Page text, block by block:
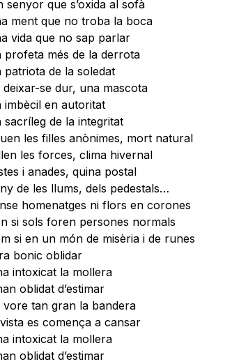
senyor que s’oxida al sofà
ment que no troba la boca
vida que no sap parlar
profeta més de la derrota
patriota de la soledat
deixar-se dur, una mascota
imbècil en autoritat
sacríleg de la integritat
les filles anònimes, mort natural
les forces, clima hivernal
i anades, quina postal
de les llums, dels pedestals…
homenatges ni flors en corones
si sols foren persones normals
si en un món de misèria i de runes
bonic oblidar
intoxicat la mollera
oblidat d’estimar
vore tan gran la bandera
es comença a cansar
intoxicat la mollera
oblidat d’estimar